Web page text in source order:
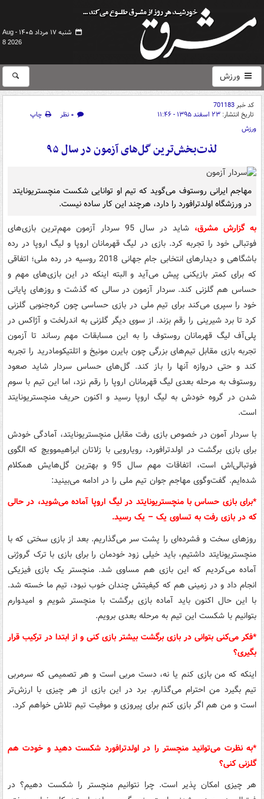
شنبه ۱۷ مرداد ۱۴۰۵ -
Aug
8 2026
ورزش
کد خبر701183
تاریخ انتشار: ۲۳ اسفند ۱۳۹۵ - ۱۱:۴۶ ۰ نظر
چاپ
ورزش
لذت‌بخش‌ترین گل‌های آزمون در سال ۹۵
مهاجم ایرانی روستوف می‌گوید که تیم او توانایی شکست منچستریونایتد
در ورزشگاه اولدترافورد را دارد، هرچند این کار ساده نیست.
به گزارش مشرق،
شاید در سال 95 سردار آزمون مهم‌ترین بازی‌های
فوتبالی خود را تجربه کرد. بازی در لیگ قهرمانان اروپا و لیگ اروپا در رده
باشگاهی و دیدارهای انتخابی جام جهانی 2018 روسیه در رده ملی؛ اتفاقی
که برای کمتر بازیکنی پیش می‌آید و البته اینکه در این بازی‌های مهم و
حساس هم گلزنی کند. سردار آزمون در سالی که گذشت و روزهای پایانی
خود را سپری می‌کند برای تیم ملی در بازی حساسی چون کره‌جنوبی گلزنی
کرد تا برد شیرینی را رقم بزند. از سوی دیگر گلزنی به اندرلخت و آژاکس در
پلی‌آف لیگ قهرمانان روستوف را به این مسابقات مهم رساند تا آزمون
تجربه بازی مقابل تیم‌های بزرگی چون بایرن مونیخ و اتلتیکومادرید را تجربه
کند و حتی دروازه آنها را باز کند. گل‌های حساس سردار شاید صعود
روستوف به مرحله بعدی لیگ قهرمانان اروپا را رقم نزد، اما این تیم با سوم
شدن در گروه خودش به لیگ اروپا رسید و اکنون حریف منچستریونایتد
است.
با سردار آمون در خصوص بازی رفت مقابل منچستریونایتد، آمادگی خودش
برای بازی برگشت در اولدترافورد، رویارویی با زلاتان ابراهیموویچ که الگوی
فوتبالی‌اش است، اتفاقات مهم سال 95 و بهترین گل‌هایش همکلام
شده‌ایم. گفت‌وگوی مهاجم جوان تیم ملی را در ادامه می‌بینید:
*برای بازی حساس با منچستریونایتد در لیگ اروپا آماده می‌شوید، در حالی
که در بازی رفت به تساوی یک – یک رسید.
روزهای سخت و فشرده‌ای را پشت سر می‌گذاریم. بعد از بازی سختی که با
منچستریونایتد داشتیم، باید خیلی زود خودمان را برای بازی با ترک گروژنی
آماده می‌کردیم که این بازی هم مساوی شد. منچستر یک بازی فیزیکی
انجام داد و در زمینی هم که کیفیتش چندان خوب نبود، تیم ما خسته شد.
با این حال اکنون باید آماده بازی برگشت با منچستر شویم و امیدوارم
بتوانیم با شکست این تیم به مرحله بعدی برویم.
*فکر می‌کنی بتوانی در بازی برگشت بیشتر بازی کنی و از ابتدا در ترکیب قرار
بگیری؟
اینکه که من بازی کنم یا نه، دست مربی است و هر تصمیمی که سرمربی
تیم بگیرد من احترام می‌گذارم. برد در این بازی از هر چیزی با ارزش‌تر
است و من هم اگر بازی کنم برای پیروزی و موفیت تیم تلاش خواهم کرد.
*به نظرت می‌توانید منچستر را در اولدترافورد شکست دهید و خودت هم
گلزنی کنی؟
هر چیزی امکان پذیر است. چرا نتوانیم منچستر را شکست دهیم؟ در